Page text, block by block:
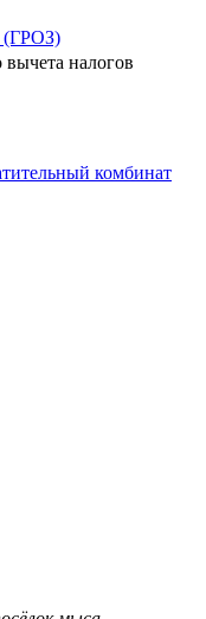
(ГРОЗ)
вычета налогов
комбинат